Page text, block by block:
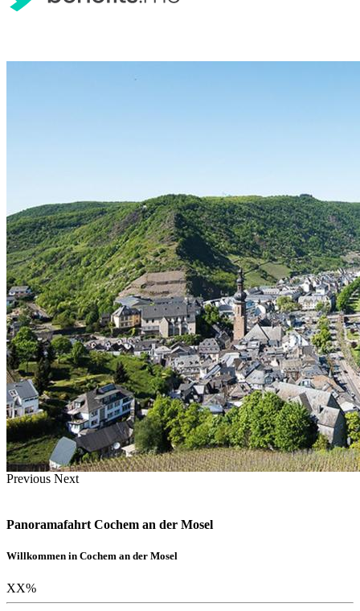
Previous Next
Panoramafahrt Cochem an der Mosel
Willkommen in Cochem an der Mosel
XX%